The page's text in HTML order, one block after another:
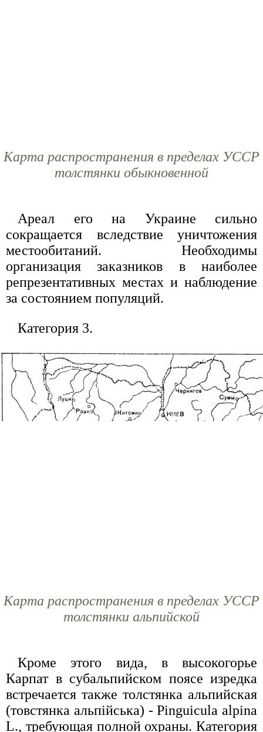
Карта распространения в пределах УССР
толстянки обыкновенной
Ареал его на Украине сильно
сокращается вследствие уничтожения
местообитаний. Необходимы
организация заказников в наиболее
репрезентативных местах и наблюдение
за состоянием популяций.
Категория 3.
Карта распространения в пределах УССР
толстянки альпийской
Кроме этого вида, в высокогорье
Карпат в субальпийском поясе изредка
встречается также толстянка альпийская
(товстянка альпiйська) - Pinguicula alpina
L., требующая полной охраны. Категория